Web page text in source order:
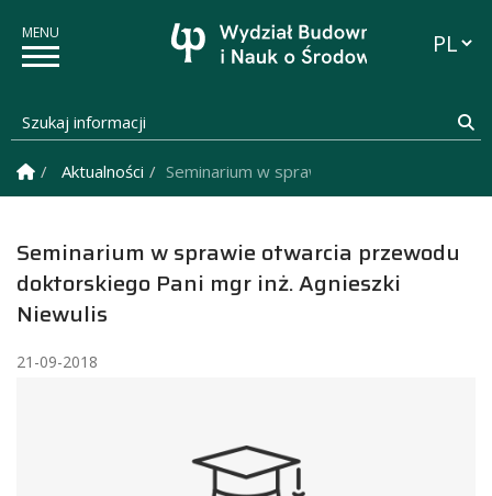
Szukaj informacji
Strona Główna
Aktualności Seminarium w sprawie otwarcia
Seminarium w sprawie otwarcia przewodu
doktorskiego Pani mgr inż. Agnieszki
Niewulis
21-09-2018